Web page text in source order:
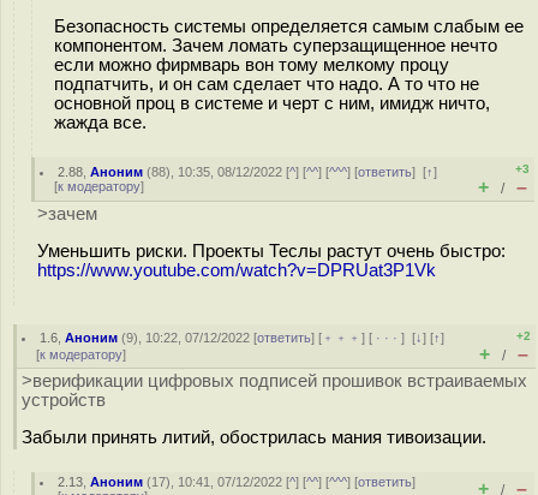
Безопасность системы определяется самым слабым ее
компонентом. Зачем ломать суперзащищенное нечто
если можно фирмварь вон тому мелкому процу
подпатчить, и он сам сделает что надо. А то что не
основной проц в системе и черт с ним, имидж ничто,
жажда все.
2.88 ,Аноним (88), 10:35, 08/12/2022 [^] [^^] [^^^] [ответить][↑]
[к модератору]
+3
+ / –
>зачем
Уменьшить риски. Проекты Теслы растут очень быстро:
https://www.youtube.com/watch?v=DPRUat3P1Vk
1.6 ,Аноним (9), 10:22, 07/12/2022 [ответить] [ ﹢﹢﹢] [ · · ·][↓] [↑]
[к модератору]
+2
+ / –
>верификации цифровых подписей прошивок встраиваемых
устройств
Забыли принять литий, обострилась мания тивоизации.
2.13 ,Аноним (17), 10:41, 07/12/2022 [^] [^^] [^^^] [ответить]
+ / –